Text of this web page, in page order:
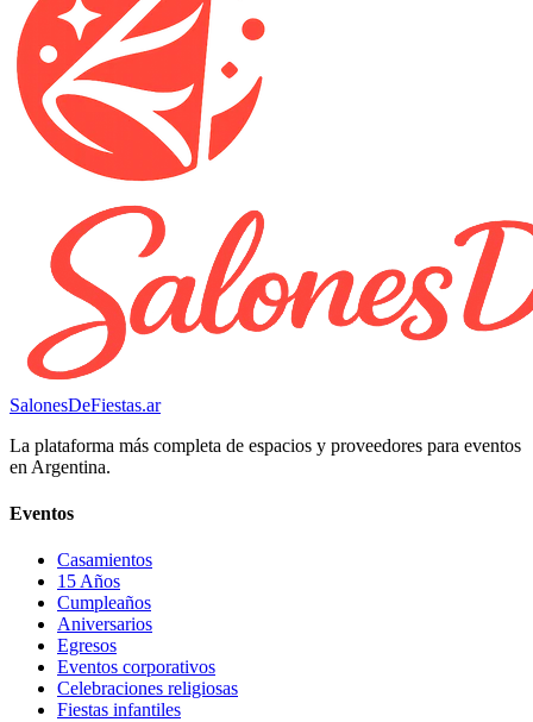
SalonesDeFiestas.ar
La plataforma más completa de espacios y proveedores para eventos
en Argentina.
Eventos
Casamientos
15 Años
Cumpleaños
Aniversarios
Egresos
Eventos corporativos
Celebraciones religiosas
Fiestas infantiles